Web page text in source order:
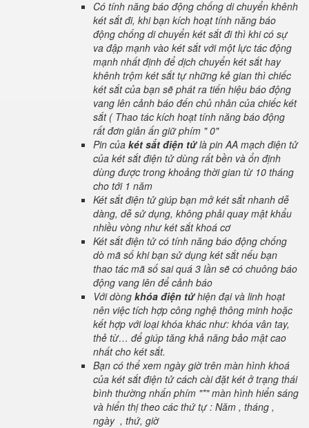
Có tính năng báo động chống di chuyển khênh
két sắt đi, khi bạn kích hoạt tính năng báo
động chống di chuyển két sắt đi thì khi có sự
va đập mạnh vào két sắt với một lực tác động
mạnh nhất định để dịch chuyển két sắt hay
khênh trộm két sắt tự những kẻ gian thì chiếc
két sắt của bạn sẽ phát ra tiến hiệu báo động
vang lên cảnh báo đến chủ nhân của chiếc két
sắt ( Thao tác kích hoạt tính năng báo động
rất đơn giản ấn giữ phím " 0"
Pin của két sắt điện tửlà pin AA mạch điện tử
của két sắt điện tử dùng rất bền và ổn định
dùng được trong khoảng thời gian từ 10 tháng
cho tới 1 năm
Két sắt điện tử giúp bạn mở két sắt nhanh dễ
dàng, dễ sử dụng, không phải quay mật khẩu
nhiều vòng như két sắt khoá cơ
Két sắt điện tử có tính năng báo động chống
dò mã số khi bạn sử dụng két sắt nếu bạn
thao tác mã số sai quá 3 lần sẽ có chuông báo
động vang lên để cảnh báo
Với dòng khóa điện tửhiện đại và linh hoạt
nên việc tích hợp công nghệ thông minh hoặc
kết hợp với loại khóa khác như: khóa vân tay,
thẻ từ… để giúp tăng khả năng bảo mật cao
nhất cho két sắt.
Bạn có thể xem ngày giờ trên màn hình khoá
của két sắt điện tử cách cài đặt két ở trạng thái
bình thường nhấn phím "*" màn hình hiển sáng
và hiển thị theo các thứ tự : Năm , tháng ,
ngày , thứ, giờ